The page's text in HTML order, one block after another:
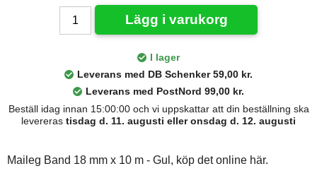
Lägg i varukorg
I lager
Leverans med DB Schenker 59,00 kr.
Leverans med PostNord 99,00 kr.
Beställ idag innan 15:00:00 och vi uppskattar att din beställning ska
levereras tisdag d. 11. augusti eller onsdag d. 12. augusti
Maileg Band 18 mm x 10 m - Gul, köp det online här.